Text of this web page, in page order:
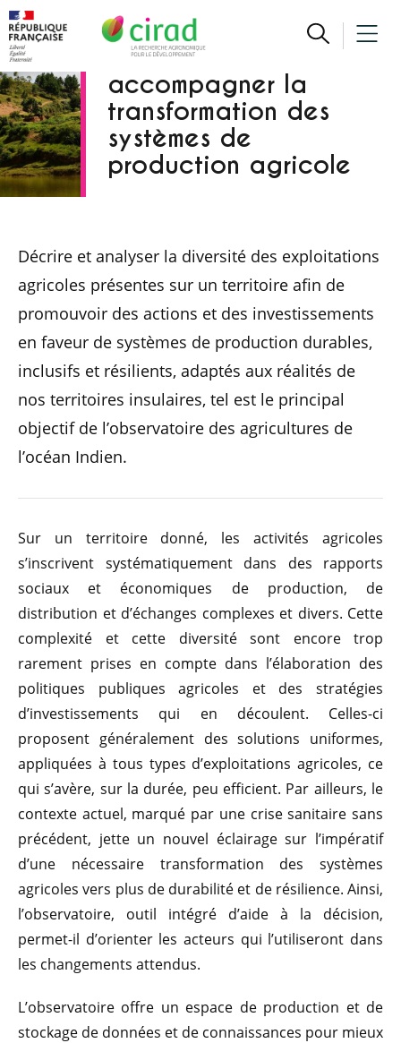
outil d’aide à la
décision pour
accompagner la
transformation des
systèmes de
production agricole
Décrire et analyser la diversité des exploitations
agricoles présentes sur un territoire afin de
promouvoir des actions et des investissements
en faveur de systèmes de production durables,
inclusifs et résilients, adaptés aux réalités de
nos territoires insulaires, tel est le principal
objectif de l’observatoire des agricultures de
l’océan Indien.
Sur un territoire donné, les activités agricoles
s’inscrivent systématiquement dans des rapports
sociaux et économiques de production, de
distribution et d’échanges complexes et divers. Cette
complexité et cette diversité sont encore trop
rarement prises en compte dans l’élaboration des
politiques publiques agricoles et des stratégies
d’investissements qui en découlent. Celles-ci
proposent généralement des solutions uniformes,
appliquées à tous types d’exploitations agricoles, ce
qui s’avère, sur la durée, peu efficient. Par ailleurs, le
contexte actuel, marqué par une crise sanitaire sans
précédent, jette un nouvel éclairage sur l’impératif
d’une nécessaire transformation des systèmes
agricoles vers plus de durabilité et de résilience. Ainsi,
l’observatoire, outil intégré d’aide à la décision,
permet-il d’orienter les acteurs qui l’utiliseront dans
les changements attendus.
L’observatoire offre un espace de production et de
stockage de données et de connaissances pour mieux